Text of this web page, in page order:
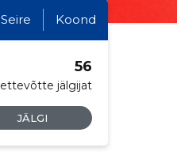
Seire Koond
ettevõtte jälgijat
56
JÄLGI